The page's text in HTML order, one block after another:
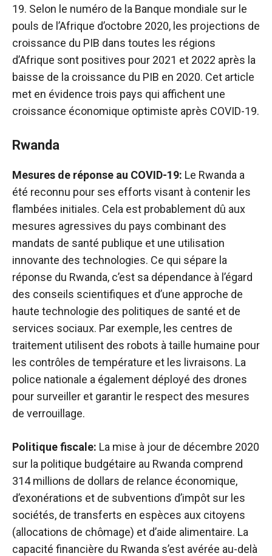
19. Selon le numéro de la Banque mondiale sur le
pouls de l’Afrique d’octobre 2020, les projections de
croissance du PIB dans toutes les régions
d’Afrique sont positives pour 2021 et 2022 après la
baisse de la croissance du PIB en 2020. Cet article
met en évidence trois pays qui affichent une
croissance économique optimiste après COVID-19.
Rwanda
Mesures de réponse au COVID-19: Le Rwanda a
été reconnu pour ses efforts visant à contenir les
flambées initiales. Cela est probablement dû aux
mesures agressives du pays combinant des
mandats de santé publique et une utilisation
innovante des technologies. Ce qui sépare la
réponse du Rwanda, c’est sa dépendance à l’égard
des conseils scientifiques et d’une approche de
haute technologie des politiques de santé et de
services sociaux. Par exemple, les centres de
traitement utilisent des robots à taille humaine pour
les contrôles de température et les livraisons. La
police nationale a également déployé des drones
pour surveiller et garantir le respect des mesures
de verrouillage.
Politique fiscale: La mise à jour de décembre 2020
sur la politique budgétaire au Rwanda comprend
314 millions de dollars de relance économique,
d’exonérations et de subventions d’impôt sur les
sociétés, de transferts en espèces aux citoyens
(allocations de chômage) et d’aide alimentaire. La
capacité financière du Rwanda s’est avérée au-delà